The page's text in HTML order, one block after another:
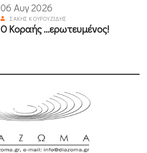
06 Αυγ 2026
ΣΆΚΗΣ ΚΟΥΡΟΥΖΊΔΗΣ
Ο Κοραής ...ερωτευμένος!